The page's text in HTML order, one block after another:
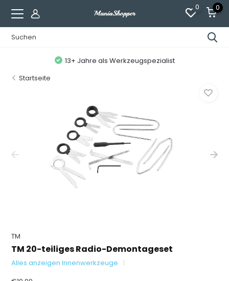
0 0
13+ Jahre als Werkzeugspezialist
Startseite
TM
TM 20-teiliges Radio-Demontageset
Alles anzeigen Innenwerkzeuge